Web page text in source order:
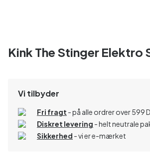
Kink The Stinger Elektro
Vi tilbyder
Fri fragt - på alle ordrer over 599
Diskret levering - helt neutrale
Sikkerhed - vi er e-mærket